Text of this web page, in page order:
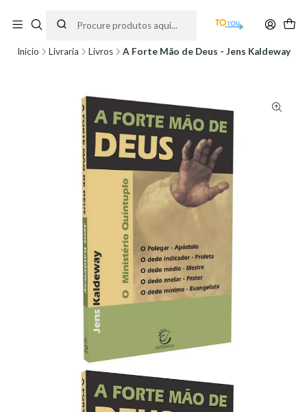
partir do dia 11 de Agosto, às 10H.
Início Livraria Livros A Forte Mão de Deus - Jens Kaldeway